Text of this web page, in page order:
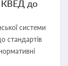
КВЕД до
системи
стандартів